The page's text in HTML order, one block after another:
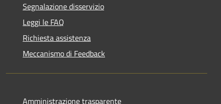
Segnalazione disservizio
Leggi le FAQ
Richiesta assistenza
Meccanismo di Feedback
Amministrazione trasparente